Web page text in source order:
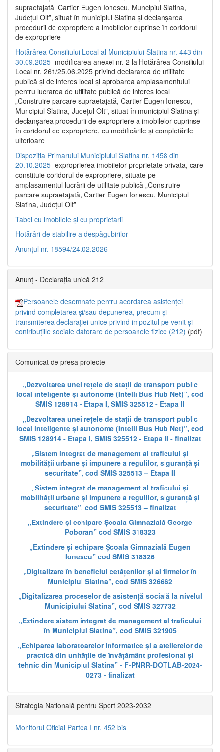
supraetajată, Cartier Eugen Ionescu, Muncipiul Slatina,
Județul Olt”, situat în municipiul Slatina și declanșarea
procedurii de expropriere a imobilelor cuprinse în coridorul
de expropriere
Hotărârea Consiliului Local al Municipiului Slatina nr. 443 din
30.09.2025- modificarea anexei nr. 2 la Hotărârea Consiliului
Local nr. 261/25.06.2025 privind declararea de utilitate
publică şi de interes local şi aprobarea amplasamentului
pentru lucrarea de utilitate publică de interes local
„Construire parcare supraetajată, Cartier Eugen Ionescu,
Muncipiul Slatina, Judeţul Olt”, situat în municipiul Slatina şi
declanşarea procedurii de expropriere a imobilelor cuprinse
în coridorul de expropriere, cu modificările şi completările
ulterioare
Dispoziția Primarului Municipiului Slatina nr. 1458 din
20.10.2025- exproprierea imobilelor proprietate privată, care
constituie coridorul de expropriere, situate pe
amplasamentul lucrării de utilitate publică „Construire
parcare supraetajată, Cartier Eugen Ionescu, Municipiul
Slatina, Județul Olt”
Tabel cu imobilele și cu proprietarii
Hotărâri de stabilire a despăgubirilor
Anunțul nr. 18594/24.02.2026
Anunț - Declarația unică 212
Persoanele desemnate pentru acordarea asistenței
privind completarea și/sau depunerea, precum și
transmiterea declarației unice privind impozitul pe venit și
contribuțiile sociale datorare de persoanele fizice (212) (pdf)
Comunicat de presă proiecte
„Dezvoltarea unei rețele de stații de transport public
local inteligente și autonome (Intelli Bus Hub Net)”, cod
SMIS 128914 - Etapa I, SMIS 325512 - Etapa II
„Dezvoltarea unei rețele de stații de transport public
local inteligente și autonome (Intelli Bus Hub Net)”, cod
SMIS 128914 - Etapa I, SMIS 325512 - Etapa II - finalizat
„Sistem integrat de management al traficului și
mobilității urbane și impunere a regulilor, siguranță și
securitate”, cod SMIS 325513 – Etapa II
„Sistem integrat de management al traficului și
mobilității urbane și impunere a regulilor, siguranță și
securitate”, cod SMIS 325513 – finalizat
„Extindere și echipare Școala Gimnazială George
Poboran” cod SMIS 318323
„Extindere și echipare Școala Gimnazială Eugen
Ionescu” cod SMIS 318326
„Digitalizare în beneficiul cetățenilor și al firmelor în
Municipiul Slatina”, cod SMIS 326662
„Digitalizarea proceselor de asistență socială la nivelul
Municipiului Slatina”, cod SMIS 327732
„Extindere sistem integrat de management al traficului
în Municipiul Slatina”, cod SMIS 321905
„Echiparea laboratoarelor informatice și a atelierelor de
practică din unitățile de învățământ profesional și
tehnic din Municipiul Slatina” - F-PNRR-DOTLAB-2024-
0273 - finalizat
Strategia Națională pentru Sport 2023-2032
Monitorul Oficial Partea I nr. 452 bis